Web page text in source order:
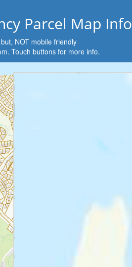
Parcel Map Info
NOT mobile friendly
Touch buttons for more info.